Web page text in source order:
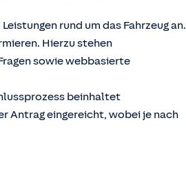
rund um das Fahrzeug an.
Hierzu stehen
sowie webbasierte
beinhaltet
Antrag eingereicht, wobei je nach